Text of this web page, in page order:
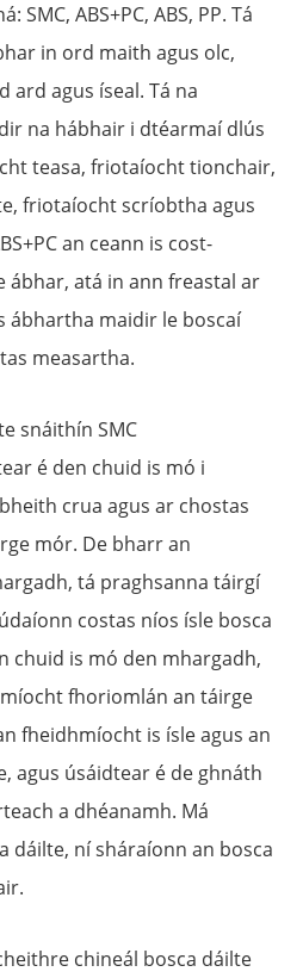
ABS+PC, ABS, PP. Tá
in ord maith agus olc,
ard agus íseal. Tá na
na hábhair i dtéarmaí dlús
teasa, friotaíocht tionchair,
friotaíocht scríobtha agus
an ceann is cost-
ábhar, atá in ann freastal ar
ábhartha maidir le boscaí
measartha.
snáithín SMC
é den chuid is mó i
crua agus ar chostas
mór. De bharr an
tá praghsanna táirgí
costas níos ísle bosca
chuid is mó den mhargadh,
fhoriomlán an táirge
fheidhmíocht is ísle agus an
agus úsáidtear é de ghnáth
a dhéanamh. Má
dáilte, ní sháraíonn an bosca
chineál bosca dáilte